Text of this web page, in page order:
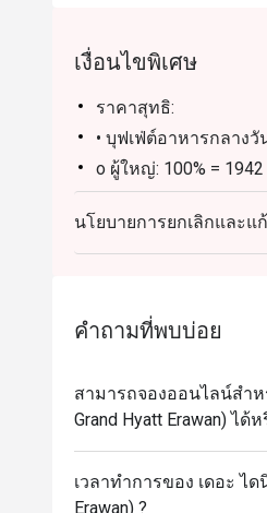
เงื่อนไขพิเศษ
ราคาสุทธิ:
• บุฟเฟ่ต์อาหารกลาง
o ผู้ใหญ่: 100% =
o เด็ก: 100% = 971 บ
• บุฟเฟ่ต์อาหารกลางวั
o ผู้ใหญ่: 100% =
• บุฟเฟ่ต์อาหารกลางวั
o เด็ก: 100% = 1530
• บุฟเฟ่ต์อาหารเย็น (วั
o เด็ก: 100% = 1118
• บุฟเฟ่ต์อาหารค่ำ (ศุก
นโยบายการยกเลิกและแ
คำถามที่พบบ่อย
สามารถจองออนไลน์สำห
Grand Hyatt Erawan) ได้
เวลาทำการของ เดอะ ได
Erawan) ?